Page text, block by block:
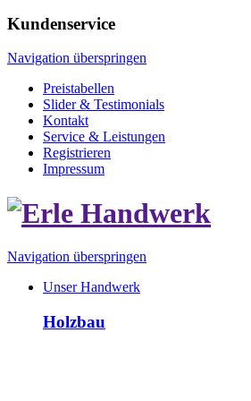
Kundenservice
Navigation überspringen
Preistabellen
Slider & Testimonials
Kontakt
Service & Leistungen
Registrieren
Impressum
Navigation überspringen
Unser Handwerk
Holzbau